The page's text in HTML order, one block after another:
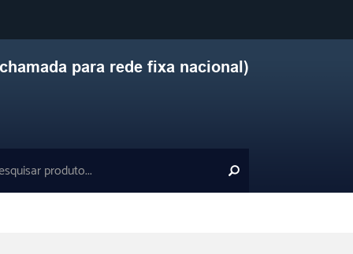
para rede fixa nacional)